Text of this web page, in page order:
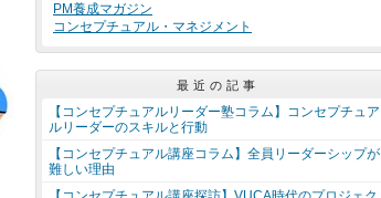
PM養成マガジン
コンセプチュアル・マネジメント
最近の記事
【コンセプチュアルリーダー塾コラム】コンセプチュア
ルリーダーのスキルと行動
【コンセプチュアル講座コラム】全員リーダーシップが
難しい理由